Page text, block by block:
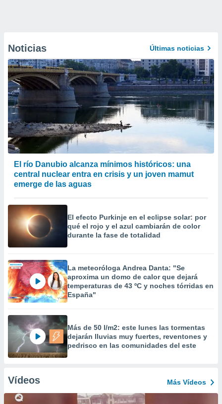
Noticias Últimas noticias
El río Danubio alcanza mínimos históricos: una
central nuclear entra en crisis y un joven mamut
emerge de las aguas
El efecto Purkinje en el eclipse solar: por
qué el rojo y el azul cambiarán de color
durante la fase de totalidad
La meteoróloga Andrea Danta: "Se
aproxima un domo de calor que dejará
temperaturas de 43 ºC y noches tórridas en
España"
Más de 50 l/m2: este lunes las tormentas
dejarán lluvias muy fuertes, reventones y
pedrisco en las comunidades del este
Vídeos Más Vídeos